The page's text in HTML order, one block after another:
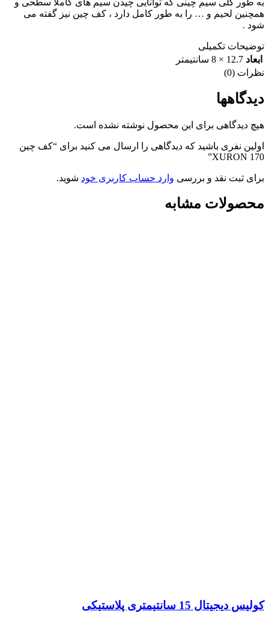
همچنین لحیم و … را به طور کامل دارد ، کف چین نیز گفته می
شود .
توضیحات تکمیلی
ابعاد 12.7 × 8 سانتیمتر
نظرات (0)
دیدگاهها
هیچ دیدگاهی برای این محصول نوشته نشده است.
اولین نفری باشید که دیدگاهی را ارسال می کنید برای “کف چین
XURON 170”
برای ثبت نقد و بررسی وارد حساب کاربری خود شوید.
محصولات مشابه
کولیس دیجیتال 15 سانتیمتری پلاستیکی